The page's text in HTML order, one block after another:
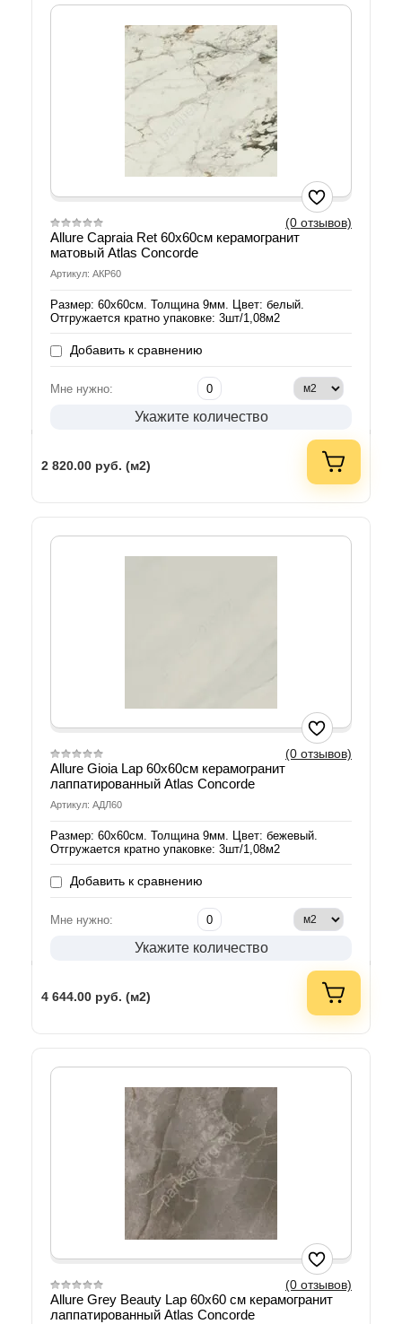
(0 отзывов)
Allure Capraia Ret 60х60см керамогранит
матовый Atlas Concorde
Артикул: АКР60
Размер: 60х60см. Толщина 9мм. Цвет: белый.
Отгружается кратно упаковке: 3шт/1,08м2
Добавить к сравнению
Мне нужно:
Укажите количество
2 820.00 руб. (м2)
(0 отзывов)
Allure Gioia Lap 60х60см керамогранит
лаппатированный Atlas Concorde
Артикул: АДЛ60
Размер: 60х60см. Толщина 9мм. Цвет: бежевый.
Отгружается кратно упаковке: 3шт/1,08м2
Добавить к сравнению
Мне нужно:
Укажите количество
4 644.00 руб. (м2)
(0 отзывов)
Allure Grey Beauty Lap 60x60 см керамогранит
лаппатированный Atlas Concorde